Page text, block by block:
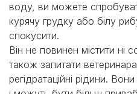
воду, ви можете
курячу грудку або білу
спокусити.
Він не повинен містити ні
також запитати
регідратаційні рідини.